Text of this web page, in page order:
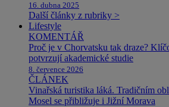
16. dubna 2025
Další články z rubriky >
Lifestyle
KOMENTÁŘ
Proč je v Chorvatsku tak draze?
potvrzují akademické studie
8. července 2026
ČLÁNEK
Vinařská turistika láká. Tradičním
Mosel se přibližuje i Jižní Morava